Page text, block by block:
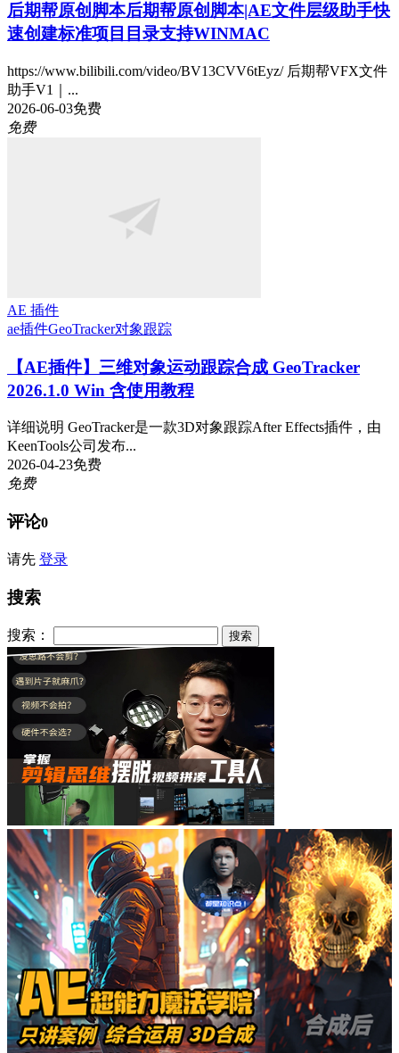
后期帮原创脚本后期帮原创脚本|AE文件层级助手快
速创建标准项目目录支持WINMAC
https://www.bilibili.com/video/BV13CVV6tEyz/ 后期帮VFX文件
助手V1｜...
2026-06-03免费
免费
AE 插件
ae插件GeoTracker对象跟踪
【AE插件】三维对象运动跟踪合成 GeoTracker
2026.1.0 Win 含使用教程
详细说明 GeoTracker是一款3D对象跟踪After Effects插件，由
KeenTools公司发布...
2026-04-23免费
免费
评论0
请先 登录
搜索
搜索：